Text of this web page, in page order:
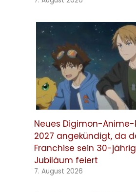
Neues Digimon-Anime-
2027 angekündigt, da
Franchise sein 30-
Jubiläum feiert
7. August 2026